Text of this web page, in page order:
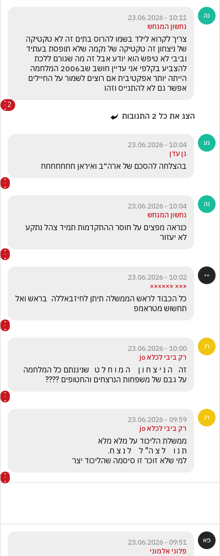
10:11 - 23.06.2026
נחשון המנחש
אפשר גם לא להתגייס וזהו
2
הצג את כל 2 התגובות
10:04 - 23.06.2026
גן עדן
בהצלחה להסכם של ארה״ב ואיראן חחחחחחח
10:04 - 23.06.2026
נחשון המנחש
לא יעזור
10:02 - 23.06.2026
××× ××××××
תחשוש מטראמפ
10:00 - 23.06.2026
רק ביבי לכלא jo
על גבם של משפחות הנרצחים והחטופים ????
09:59 - 23.06.2026
רק ביבי לכלא jo
למי שלא זוכר זו סיסמה שהליכוד יצר
09:51 - 23.06.2026
פלוני אלמוני